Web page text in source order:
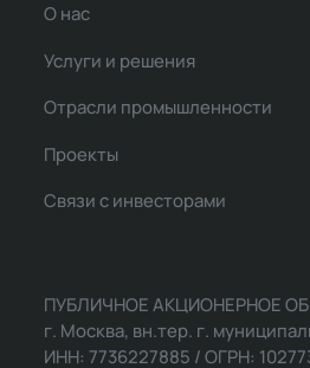
О нас
Услуги и решения
Отрасли промышленности
Проекты
Связи с инвесторами
ПУБЛИЧНОЕ АКЦИОНЕРНОЕ
г. Москва, вн.тер. г.
ИНН: 7736227885 / ОГРН: